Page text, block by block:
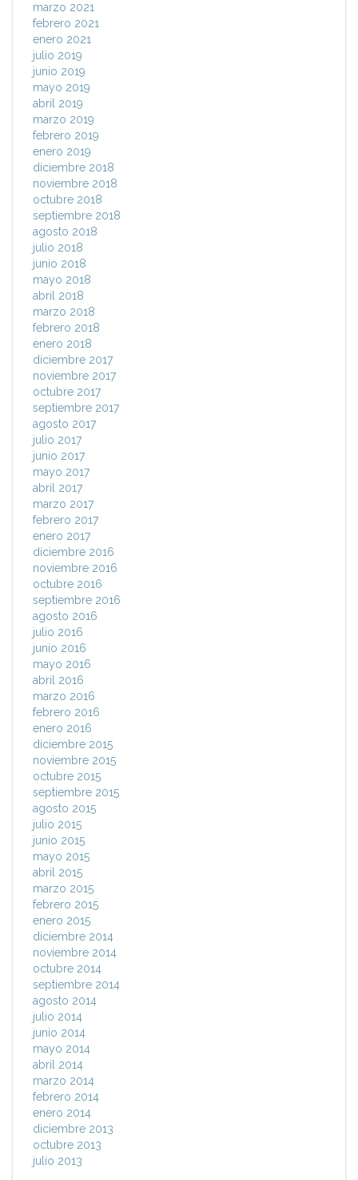
marzo 2021
febrero 2021
enero 2021
julio 2019
junio 2019
mayo 2019
abril 2019
marzo 2019
febrero 2019
enero 2019
diciembre 2018
noviembre 2018
octubre 2018
septiembre 2018
agosto 2018
julio 2018
junio 2018
mayo 2018
abril 2018
marzo 2018
febrero 2018
enero 2018
diciembre 2017
noviembre 2017
octubre 2017
septiembre 2017
agosto 2017
julio 2017
junio 2017
mayo 2017
abril 2017
marzo 2017
febrero 2017
enero 2017
diciembre 2016
noviembre 2016
octubre 2016
septiembre 2016
agosto 2016
julio 2016
junio 2016
mayo 2016
abril 2016
marzo 2016
febrero 2016
enero 2016
diciembre 2015
noviembre 2015
octubre 2015
septiembre 2015
agosto 2015
julio 2015
junio 2015
mayo 2015
abril 2015
marzo 2015
febrero 2015
enero 2015
diciembre 2014
noviembre 2014
octubre 2014
septiembre 2014
agosto 2014
julio 2014
junio 2014
mayo 2014
abril 2014
marzo 2014
febrero 2014
enero 2014
diciembre 2013
octubre 2013
julio 2013